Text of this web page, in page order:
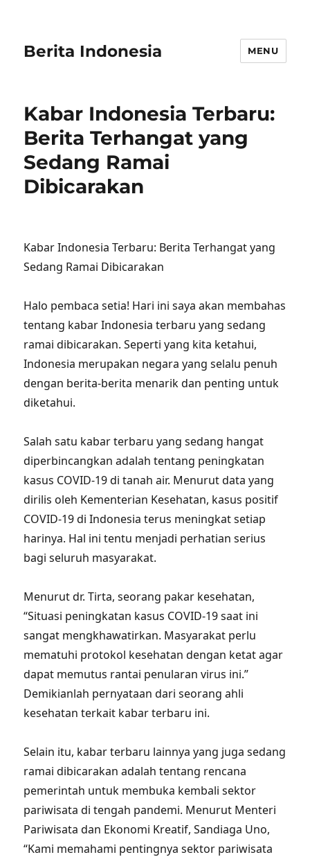
Berita Indonesia MENU
Kabar Indonesia Terbaru:
Berita Terhangat yang
Sedang Ramai
Dibicarakan
Kabar Indonesia Terbaru: Berita Terhangat yang
Sedang Ramai Dibicarakan
Halo pembaca setia! Hari ini saya akan membahas
tentang kabar Indonesia terbaru yang sedang
ramai dibicarakan. Seperti yang kita ketahui,
Indonesia merupakan negara yang selalu penuh
dengan berita-berita menarik dan penting untuk
diketahui.
Salah satu kabar terbaru yang sedang hangat
diperbincangkan adalah tentang peningkatan
kasus COVID-19 di tanah air. Menurut data yang
dirilis oleh Kementerian Kesehatan, kasus positif
COVID-19 di Indonesia terus meningkat setiap
harinya. Hal ini tentu menjadi perhatian serius
bagi seluruh masyarakat.
Menurut dr. Tirta, seorang pakar kesehatan,
“Situasi peningkatan kasus COVID-19 saat ini
sangat mengkhawatirkan. Masyarakat perlu
mematuhi protokol kesehatan dengan ketat agar
dapat memutus rantai penularan virus ini.”
Demikianlah pernyataan dari seorang ahli
kesehatan terkait kabar terbaru ini.
Selain itu, kabar terbaru lainnya yang juga sedang
ramai dibicarakan adalah tentang rencana
pemerintah untuk membuka kembali sektor
pariwisata di tengah pandemi. Menurut Menteri
Pariwisata dan Ekonomi Kreatif, Sandiaga Uno,
“Kami memahami pentingnya sektor pariwisata